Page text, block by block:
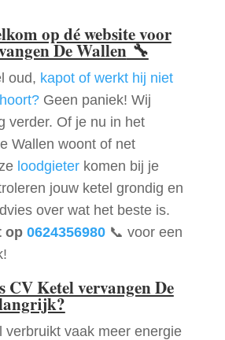
op dé website voor
De Wallen🔧
oud, kapot of werkt hij niet
Geen paniek! Wij
verder. Of je nu in het
Wallen woont of net
loodgieterkomen bij je
jouw ketel grondig en
over wat het beste is.
op 0624356980📞 voor een
CV Ketel vervangen De
verbruikt vaak meer energie